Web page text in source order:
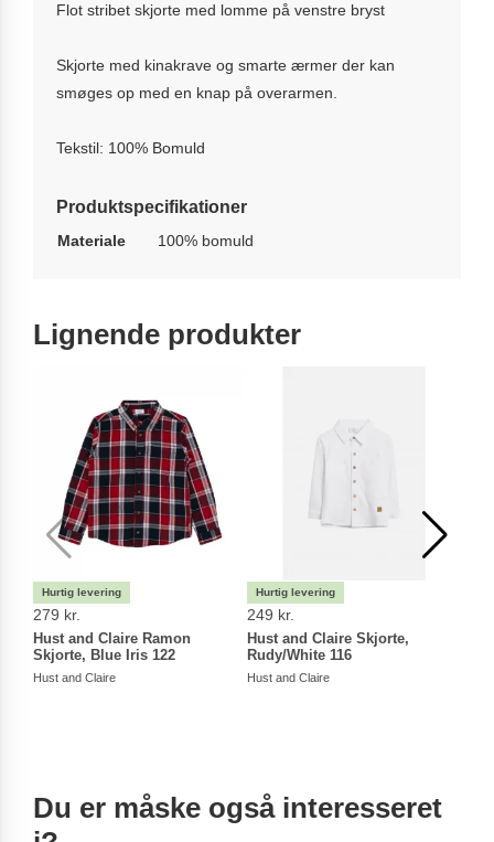
Flot stribet skjorte med lomme på venstre bryst
Skjorte med kinakrave og smarte ærmer der kan
smøges op med en knap på overarmen.
Tekstil: 100% Bomuld
Produktspecifikationer
Materiale 100% bomuld
Lignende produkter
279 kr.
Hust and Claire Ramon
Skjorte, Blue Iris 122
Hust and Claire
249 kr.
Hust and Claire Skjorte,
Rudy/White 116
Hust and Claire
Du er måske også interesseret